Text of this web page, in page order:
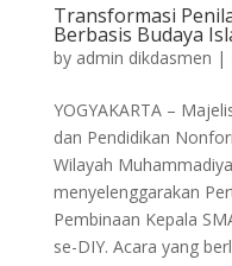
Transformasi
Berbasis Budaya
by admin dikdasmen |
YOGYAKARTA –
dan Pendidikan
Wilayah
menyelenggarakan
Pembinaan Kepala
se-DIY. Acara yang